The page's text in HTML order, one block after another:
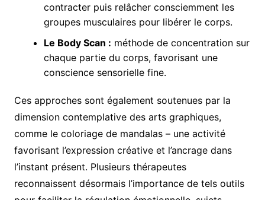
contracter puis relâcher consciemment les
groupes musculaires pour libérer le corps.
Le Body Scan : méthode de concentration sur
chaque partie du corps, favorisant une
conscience sensorielle fine.
Ces approches sont également soutenues par la
dimension contemplative des arts graphiques,
comme le coloriage de mandalas – une activité
favorisant l’expression créative et l’ancrage dans
l’instant présent. Plusieurs thérapeutes
reconnaissent désormais l’importance de tels outils